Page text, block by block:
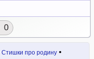
0
Стишки про родину •